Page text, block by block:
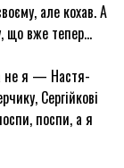
але кохав. А
що вже тепер…
не я — Настя-
Сергійкові
поспи, а я